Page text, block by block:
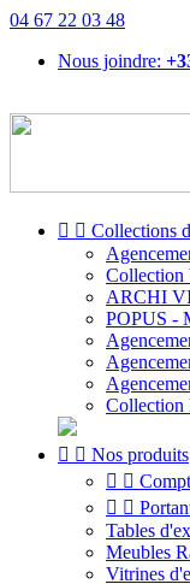
04 67 22 03 48
Nous joindre:
  Collections
ARCHI
POPUS -
Collection
  Nos produits
 
 
Tables
Meubles
Vitrines